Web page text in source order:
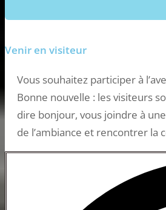
Venir en visiteur
Vous souhaitez participer à
Bonne nouvelle : les visiteurs
dire bonjour, vous joindre à
de l’ambiance et rencontrer la